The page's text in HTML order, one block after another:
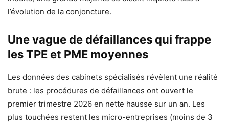
l’évolution de la conjoncture.
Une vague de défaillances qui frappe
les TPE et PME moyennes
Les données des cabinets spécialisés révèlent une réalité
brute : les procédures de défaillances ont ouvert le
premier trimestre 2026 en nette hausse sur un an. Les
plus touchées restent les micro-entreprises (moins de 3